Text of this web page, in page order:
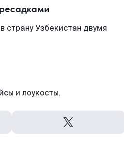
Узбекистан двумя
и лоукосты.